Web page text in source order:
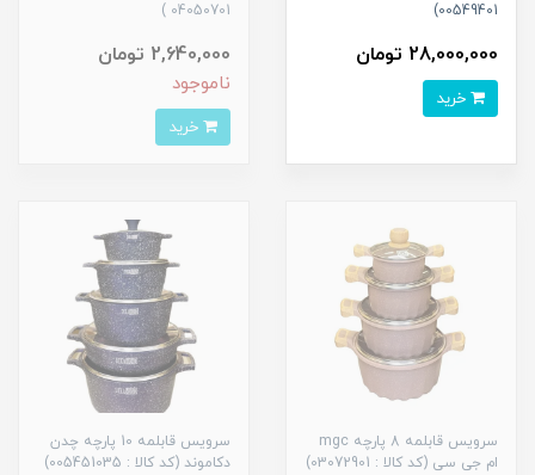
00549401)
28,000,000 تومان
04050701 )
2,640,000 تومان
ناموجود
سرویس قابلمه 8 پارچه mgc
ام جی سی (کد کالا : 03072901)
سرویس قابلمه 10 پارچه چدن
دکاموند (کد کالا : 005451035)